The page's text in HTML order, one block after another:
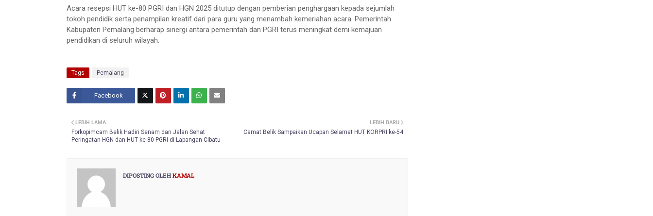
Acara resepsi HUT ke-80 PGRI dan HGN 2025 ditutup dengan pemberian penghargaan kepada sejumlah
tokoh pendidik serta penampilan kreatif dari para guru yang menambah kemeriahan acara. Pemerintah
Kabupaten Pemalang berharap sinergi antara pemerintah dan PGRI terus meningkat demi kemajuan
pendidikan di seluruh wilayah.
Tags Pemalang
Facebook
LEBIH BARU
Camat Belik Sampaikan Ucapan Selamat HUT KORPRI ke-54
LEBIH LAMA
Forkopimcam Belik Hadiri Senam dan Jalan Sehat
Peringatan HGN dan HUT ke-80 PGRI di Lapangan Cibatu
DIPOSTING OLEHKAMAL